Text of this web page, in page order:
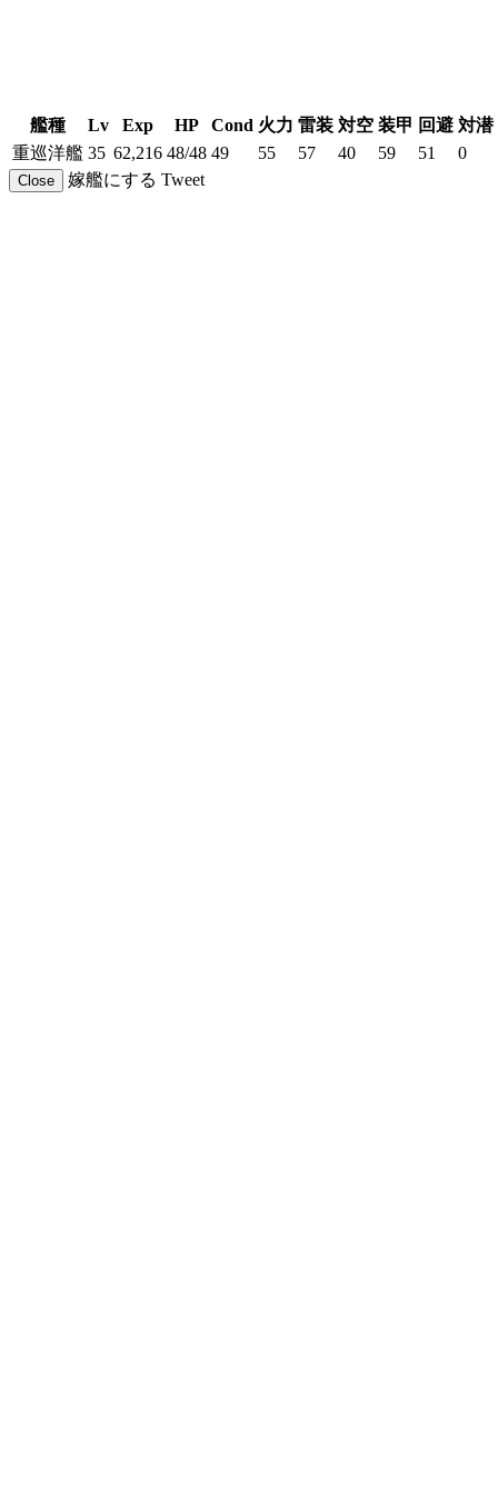
艦種 Lv Exp HP Cond 火力 雷装 対空 装甲 回避 対潜
重巡洋艦 35 62,216 48/48 49 55 57 40 59 51 0
Close 嫁艦にする Tweet